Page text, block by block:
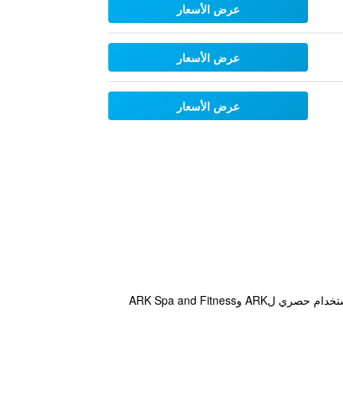
عرض الأسعار
عرض الأسعار
عرض الأسعار
يوفر هذا الفندق سرعة الوصول إلى المواقع السياحية الرائعة كونه يتمتع بموقعه الوسطي في مدينة ليفربول. ويتوفر للنزلاء استخدام حصري لARK وARK Spa and Fitness